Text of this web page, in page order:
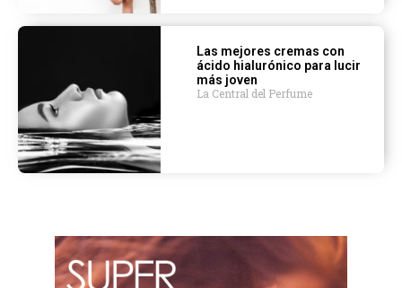
Las mejores cremas con
ácido hialurónico para lucir
más joven
La Central del Perfume